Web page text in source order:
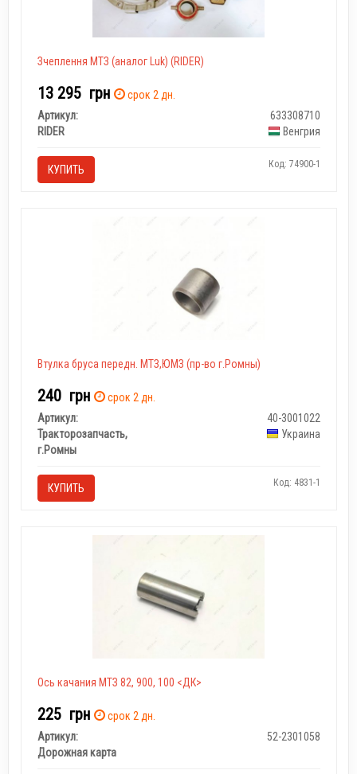
Зчеплення МТЗ (аналог Luk) (RIDER)
13 295 грн
срок 2 дн.
Артикул:
633308710
RIDER
Венгрия
КУПИТЬ Код: 74900-1
Втулка бруса передн. МТЗ,ЮМЗ (пр-во г.Ромны)
240 грн
срок 2 дн.
Артикул:
40-3001022
Тракторозапчасть,
г.Ромны
Украина
КУПИТЬ Код: 4831-1
Ось качания МТЗ 82, 900, 100 <ДК>
225 грн
срок 2 дн.
Артикул:
52-2301058
Дорожная карта